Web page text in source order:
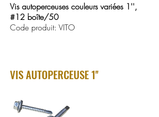
Vis autoperceuses couleurs variées 1'',
#12 boîte/50
Code produit: VITO
VIS AUTOPERCEUSE 1''